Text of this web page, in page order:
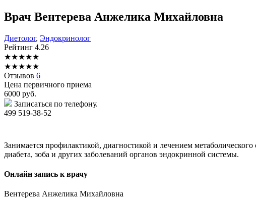
Врач Вентерева Анжелика Михайловна
Диетолог, Эндокринолог
Рейтинг 4.26
★★★★★
★★★★★
Отзывов 6
Цена первичного приема
6000 руб.
Записаться по телефону.
499 519-38-52
Занимается профилактикой, диагностикой и лечением
диабета, зоба и других заболеваний органов эндокринной системы.
Онлайн запись к врачу
Вентерева Анжелика Михайловна